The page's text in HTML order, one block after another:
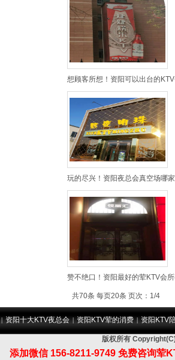
想顾客所想！资阳可以出台的
玩的尽兴！资阳夜总会真空场哪
赞不绝口！资阳最好的荤KTV会
共70条 每页20条 页次：1/4
|资阳十大KTV夜总会 |资阳KTV荤的消费 |资阳KTV
版权所有
添加微信 156-8211-9749 免费咨询荤